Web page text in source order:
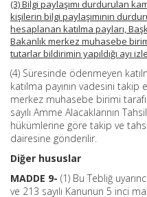
(3) Bilgi paylaşımı durdurulan
kişilerin bilgi paylaşımının
hesaplanan katılma payları,
Bakanlık merkez muhasebe
tutarlar bildirimin yapıldığı ayı
(4) Süresinde ödenmeyen
katılma payının vadesini
merkez muhasebe birimi
sayılı Amme Alacaklarının
hükümlerine göre takip ve
dairesine gönderilir.
Diğer hususlar
MADDE 9- (1) Bu Tebliğ
ve 213 sayılı Kanunun 5 inci